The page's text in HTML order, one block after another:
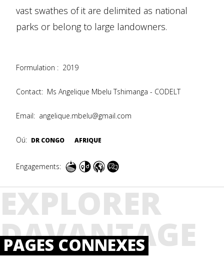
vast swathes of it are delimited as national
parks or belong to large landowners.
Formulation : 2019
Contact: Ms Angelique Mbelu Tshimanga - CODELT
Email: angelique.mbelu@gmail.com
Oú: DR CONGO AFRIQUE
Engagements:
EXPLORER
DAVANTAGE
PAGES CONNEXES